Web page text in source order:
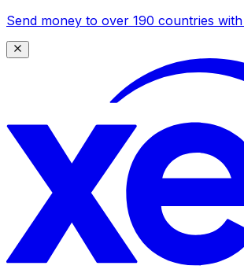
Send money to over 190 countries with